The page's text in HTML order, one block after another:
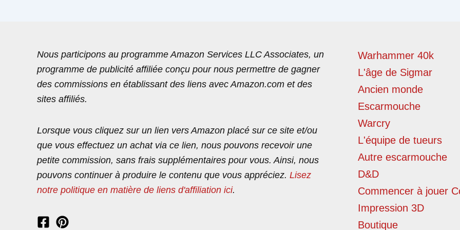
Nous participons au programme Amazon Services LLC Associates, un
programme de publicité affiliée conçu pour nous permettre de gagner
des commissions en établissant des liens avec Amazon.com et des
sites affiliés.
Lorsque vous cliquez sur un lien vers Amazon placé sur ce site et/ou
que vous effectuez un achat via ce lien, nous pouvons recevoir une
petite commission, sans frais supplémentaires pour vous. Ainsi, nous
pouvons continuer à produire le contenu que vous appréciez. Lisez
notre politique en matière de liens d'affiliation ici.
Warhammer 40k
L'âge de Sigmar
Ancien monde
Escarmouche
Warcry
L'équipe de tueurs
Autre escarmouche
D&D
Commencer à jouer
Impression 3D
Boutique